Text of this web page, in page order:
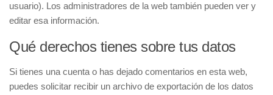
usuario). Los administradores de la web también pueden ver y
editar esa información.
Qué derechos tienes sobre tus datos
Si tienes una cuenta o has dejado comentarios en esta web,
puedes solicitar recibir un archivo de exportación de los datos